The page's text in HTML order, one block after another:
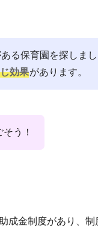
る保育園を探しまし
効果があります。
う！
成金制度があり、